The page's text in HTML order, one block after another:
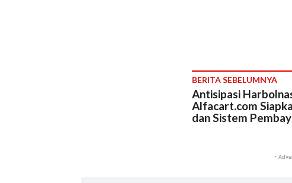
BERITA SEBELUMNYA
Antisipasi
Alfacart.com
dan Sistem
-